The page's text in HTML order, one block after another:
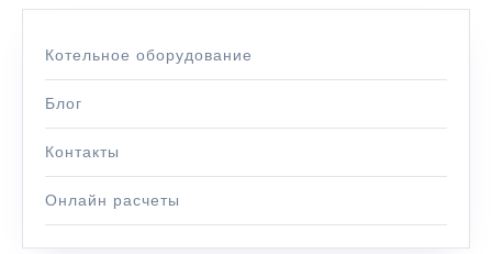
Котельное оборудование
Блог
Контакты
Онлайн расчеты